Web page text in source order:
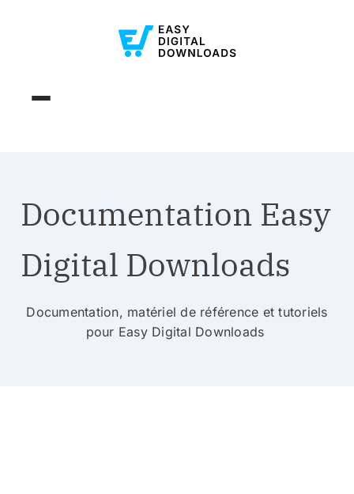
Documentation Easy
Digital Downloads
Documentation, matériel de référence et tutoriels
pour Easy Digital Downloads